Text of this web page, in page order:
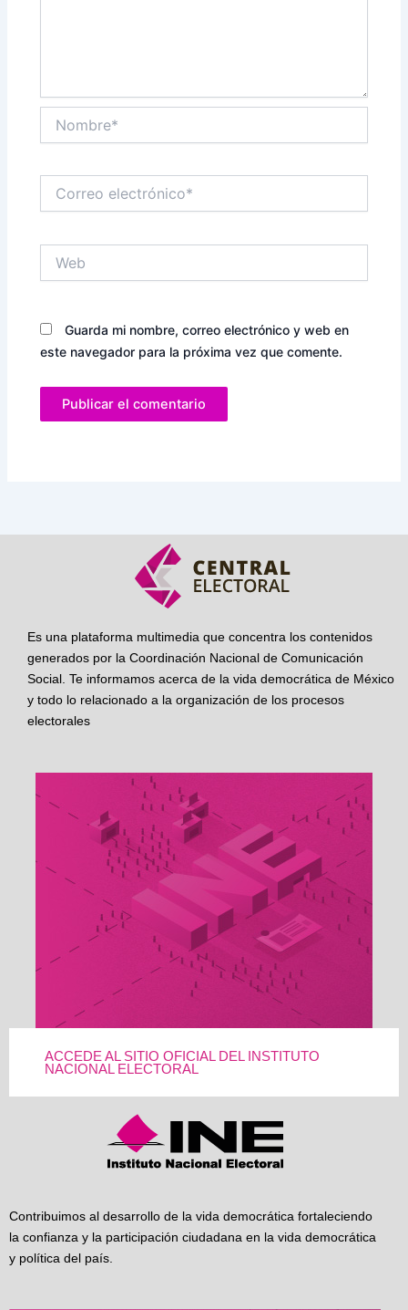
electrónico*
Guarda mi nombre, correo electrónico y web en
este navegador para la próxima vez que comente.
Es una plataforma multimedia que concentra los contenidos
generados por la Coordinación Nacional de Comunicación
Social. Te informamos acerca de la vida democrática de México
y todo lo relacionado a la organización de los procesos
electorales
ACCEDE AL SITIO OFICIAL DEL INSTITUTO
NACIONAL ELECTORAL
Contribuimos al desarrollo de la vida democrática fortaleciendo
la confianza y la participación ciudadana en la vida democrática
y política del país.